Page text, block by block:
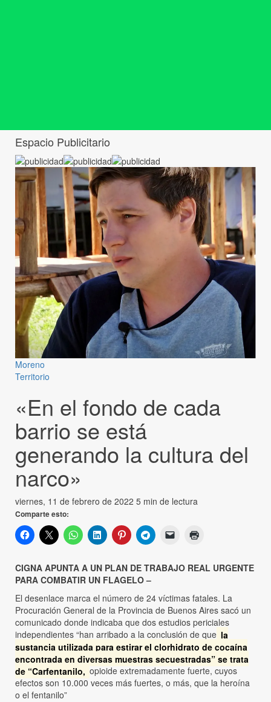
Espacio Publicitario
Moreno
Territorio
«En el fondo de cada
barrio se está
generando la cultura del
narco»
viernes, 11 de febrero de 2022 5 min de lectura
Comparte esto:
CIGNA APUNTA A UN PLAN DE TRABAJO REAL URGENTE
PARA COMBATIR UN FLAGELO –
El desenlace marca el número de 24 víctimas fatales. La
Procuración General de la Provincia de Buenos Aires sacó un
comunicado donde indicaba que dos estudios periciales
independientes “han arribado a la conclusión de que la
sustancia utilizada para estirar el clorhidrato de cocaína
encontrada en diversas muestras secuestradas” se trata
de “Carfentanilo, opioide extremadamente fuerte, cuyos
efectos son 10.000 veces más fuertes, o más, que la heroína
o el fentanilo”